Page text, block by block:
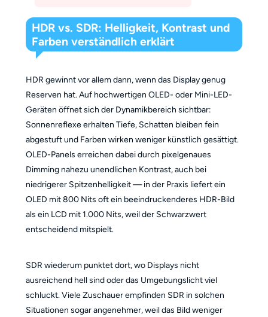
HDR vs. SDR: Helligkeit, Kontrast und
Farben verständlich erklärt
HDR gewinnt vor allem dann, wenn das Display genug
Reserven hat. Auf hochwertigen OLED- oder Mini-LED-
Geräten öffnet sich der Dynamikbereich sichtbar:
Sonnenreflexe erhalten Tiefe, Schatten bleiben fein
abgestuft und Farben wirken weniger künstlich gesättigt.
OLED-Panels erreichen dabei durch pixelgenaues
Dimming nahezu unendlichen Kontrast, auch bei
niedrigerer Spitzenhelligkeit — in der Praxis liefert ein
OLED mit 800 Nits oft ein beeindruckenderes HDR-Bild
als ein LCD mit 1.000 Nits, weil der Schwarzwert
entscheidend mitspielt.
SDR wiederum punktet dort, wo Displays nicht
ausreichend hell sind oder das Umgebungslicht viel
schluckt. Viele Zuschauer empfinden SDR in solchen
Situationen sogar angenehmer, weil das Bild weniger